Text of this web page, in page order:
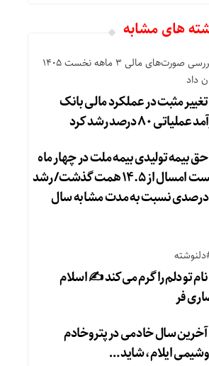
های مشابه
بررسی صورت‌های مالی 3 ماهه نخست 1405
داد
تغییر مثبت در عملکرد مالی بانک
۸۰ درصد رشد کرد
حق بیمه تولیدی بیمه ملت در چهار ماه
نخست امسال از ۱۴.۵ همت گذشت/ رشد
درصدی نسبت به مدت مشابه سال
نام تو دلم را گرم می‌کند ✍️ اسلام
فر
آخرین سال خادمی در پتروخادم
ایلام، شاید …